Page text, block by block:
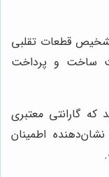
قطعات تقلبی
ساخت و پرداخت
که گارانتی معتبری
نشان‌دهنده اطمینان